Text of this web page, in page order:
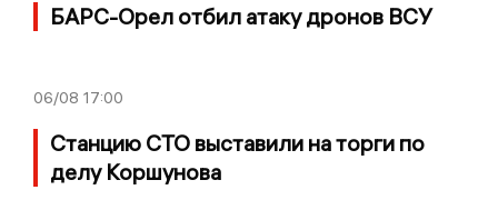
БАРС-Орел отбил атаку дронов ВСУ
06/08 17:00
Станцию СТО выставили на торги по
делу Коршунова